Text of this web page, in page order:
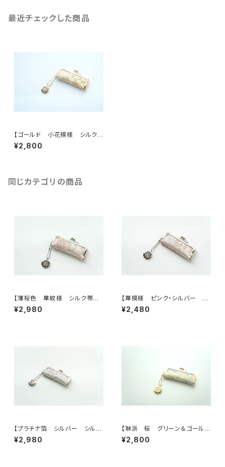
最近チェックした商品
【ゴールド 小花模様 シルク
帯 印鑑ケース】がま口、帯リメ
イク。結婚祝い、誕生日に。（GM
¥2,800
同じカテゴリの商品
【薄桜色 華紋様 シルク帯
印鑑ケース】がま口、帯リメイク。
結婚祝い、誕生日ギフト、出産祝
¥2,980
【華模様 ピンク・シルバー シ
ルク帯 印鑑ケース】がま口、
帯リメイク。結婚祝い、誕生日ギ
¥2,480
【プラチナ箔 シルバー シルク
帯 印鑑ケース】がま口、帯リメ
イク。結婚祝い、誕生日に。
¥2,980
【琳派 桜 グリーン＆ゴール
ド シルク帯 印鑑ケース】結
婚祝い、誕生日のギフトに。がま
¥2,800